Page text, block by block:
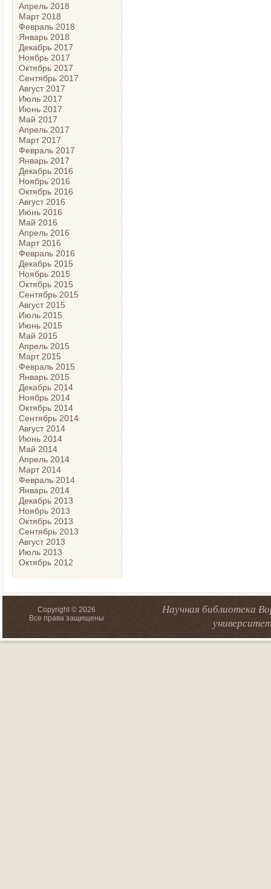
Апрель 2018
Март 2018
Февраль 2018
Январь 2018
Декабрь 2017
Ноябрь 2017
Октябрь 2017
Сентябрь 2017
Август 2017
Июль 2017
Июнь 2017
Май 2017
Апрель 2017
Март 2017
Февраль 2017
Январь 2017
Декабрь 2016
Ноябрь 2016
Октябрь 2016
Август 2016
Июнь 2016
Май 2016
Апрель 2016
Март 2016
Февраль 2016
Декабрь 2015
Ноябрь 2015
Октябрь 2015
Сентябрь 2015
Август 2015
Июль 2015
Июнь 2015
Май 2015
Апрель 2015
Март 2015
Февраль 2015
Январь 2015
Декабрь 2014
Ноябрь 2014
Октябрь 2014
Сентябрь 2014
Август 2014
Июнь 2014
Май 2014
Апрель 2014
Март 2014
Февраль 2014
Январь 2014
Декабрь 2013
Ноябрь 2013
Октябрь 2013
Сентябрь 2013
Август 2013
Июль 2013
Октябрь 2012
Copyright © 2026
Все права защищены
Научная библиотека